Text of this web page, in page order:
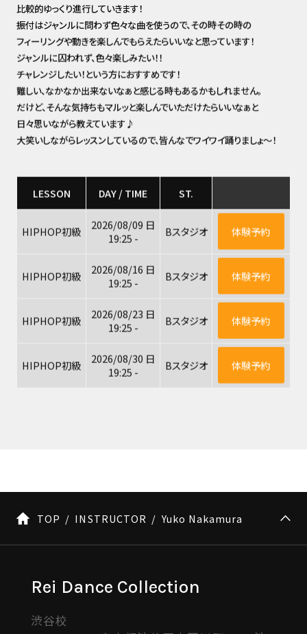
比較的ゆっくり進行していきます！
振付はジャンルに問わず色々な曲を使うので、その時その時の
フィーリングや動きを楽しんでもらえたらいいなと思っています！
ジャンルに囚われず、色々楽しみたい！！
チャレンジしたい！という方におすすめです！
難しい、なかなか出来ないなぁと感じる時もあるかもしれません。
だけど、そんな気持ちもマルッと楽しんでいただけたらいいなぁと
日々思いながら教えています♪
大笑いしながらレッスンしているので、皆んなでワイワイ踊りましょ～！
LESSON DAY / TIME ST.
HIPHOP初級
2026/08/09 日
19:25 -
Bスタジオ 体験予約
HIPHOP初級
2026/08/16 日
19:25 -
Bスタジオ 体験予約
HIPHOP初級
2026/08/23 日
19:25 -
Bスタジオ 体験予約
HIPHOP初級
2026/08/30 日
19:25 -
Bスタジオ 体験予約
TOP INSTRUCTOR Yuko Nakamura
Rei Dance Collection
渋谷校